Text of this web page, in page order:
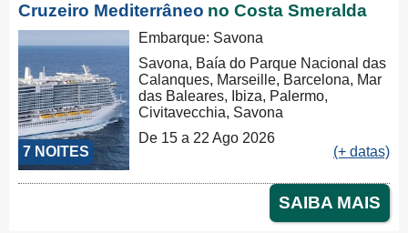
Cruzeiro Mediterrâneo no Costa Smeralda
7 NOITES
Embarque: Savona
Savona, Baía do Parque Nacional das
Calanques, Marseille, Barcelona, Mar
das Baleares, Ibiza, Palermo,
Civitavecchia, Savona
De 15 a 22 Ago 2026
(+ datas)
SAIBA MAIS